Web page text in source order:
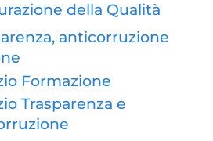
della Qualità
anticorruzione
Formazione
Trasparenza e